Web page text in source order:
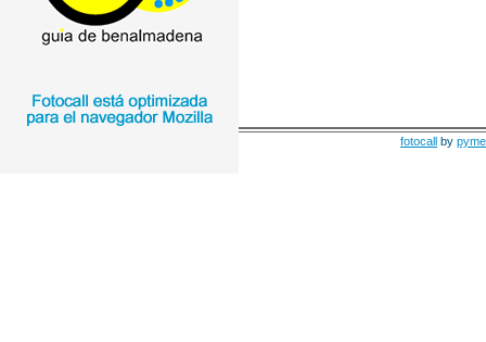
fotocall by